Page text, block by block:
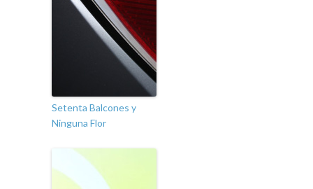
Setenta Balcones y
Ninguna Flor